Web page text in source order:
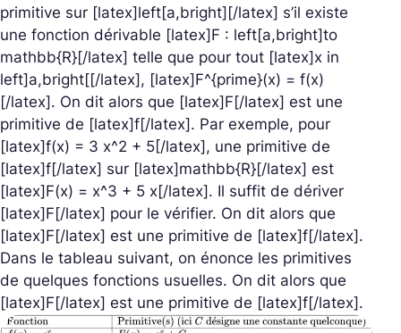
primitive sur [latex]left[a,bright][/latex] s’il existe
une fonction dérivable [latex]F : left[a,bright]to
mathbb{R}[/latex] telle que pour tout [latex]x in
left]a,bright[[/latex], [latex]F^{prime}(x) = f(x)
[/latex]. On dit alors que [latex]F[/latex] est une
primitive de [latex]f[/latex]. Par exemple, pour
[latex]f(x) = 3 x^2 + 5[/latex], une primitive de
[latex]f[/latex] sur [latex]mathbb{R}[/latex] est
[latex]F(x) = x^3 + 5 x[/latex]. Il suffit de dériver
[latex]F[/latex] pour le vérifier. On dit alors que
[latex]F[/latex] est une primitive de [latex]f[/latex].
Dans le tableau suivant, on énonce les primitives
de quelques fonctions usuelles. On dit alors que
[latex]F[/latex] est une primitive de [latex]f[/latex].